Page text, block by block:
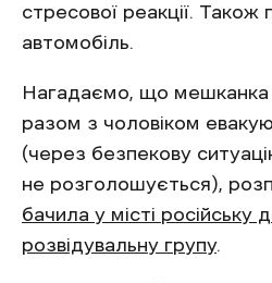
стресової реакції.
автомобіль.
Нагадаємо, що мешканка
разом з чоловіком
(через безпекову
не розголошується),
бачила у місті російську
розвідувальну групу.